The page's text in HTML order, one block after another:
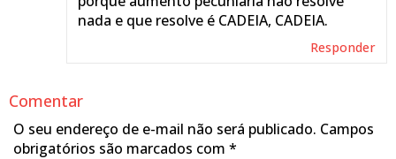
nada e que resolve é CADEIA, CADEIA.
Responder
Comentar
O seu endereço de e-mail não será publicado. Campos
obrigatórios são marcados com *